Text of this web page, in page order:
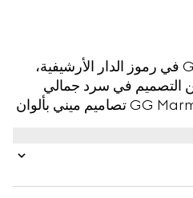
تتعمق Generation Gucci في رموز الدار الأرشيفية،
التصميم في سرد جمالي
واحد. تشمل مجموعة GG Marmont تصاميم ميني بألوان